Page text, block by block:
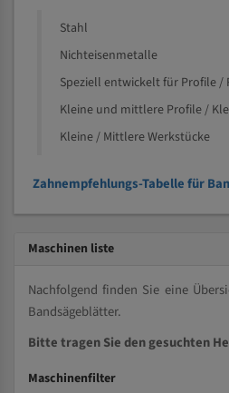
Stahl
Nichteisenmetalle
Speziell entwickelt für Profile /
Kleine und mittlere Profile /
Kleine / Mittlere Werkstücke
Zahnempfehlungs-Tabelle für
Maschinen liste
Nachfolgend finden Sie eine
Bandsägeblätter.
Bitte tragen Sie den gesuchten
Maschinenfilter